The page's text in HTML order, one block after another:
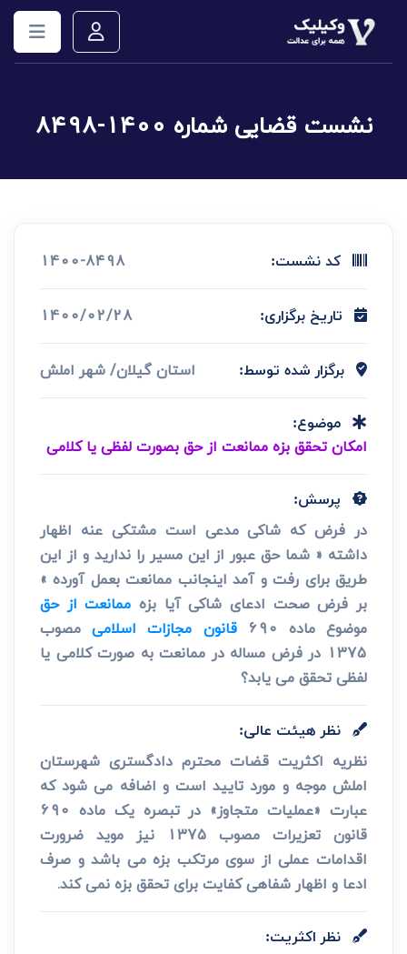
نشست قضایی شماره 1400-8498
کد نشست: 1400-8498
تاریخ برگزاری: 1400/02/28
برگزار شده توسط: استان گیلان/ شهر املش
موضوع:
امکان تحقق بزه ممانعت از حق بصورت لفظی یا کلامی
پرسش:
در فرض که شاکی مدعی است مشتکی عنه اظهار
داشته « شما حق عبور از این مسیر را ندارید و از این
طریق برای رفت و آمد اینجانب ممانعت بعمل آورده »
بر فرض صحت ادعای شاکی آیا بزه ممانعت از حق
موضوع ماده 690
قانون مجازات اسلامیمصوب
1375 در فرض مساله در ممانعت به صورت کلامی یا
لفظی تحقق می یابد؟
نظر هیئت عالی:
نظریه اکثریت قضات محترم دادگستری شهرستان
املش موجه و مورد تایید است و اضافه می شود که
عبارت «عملیات متجاوز» در تبصره یک ماده 690
قانون تعزیرات مصوب 1375 نیز موید ضرورت
اقدامات عملی از سوی مرتکب بزه می باشد و صرف
ادعا و اظهار شفاهی کفایت برای تحقق بزه نمی کند.
نظر اکثریت: